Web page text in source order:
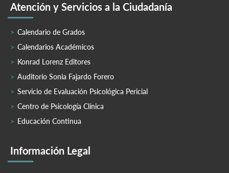
Atención y Servicios a la Ciudadanía
Calendario de Grados
Calendarios Académicos
Konrad Lorenz Editores
Auditorio Sonia Fajardo Forero
Servicio de Evaluación Psicológica Pericial
Centro de Psicología Clínica
Educación Continua
Información Legal